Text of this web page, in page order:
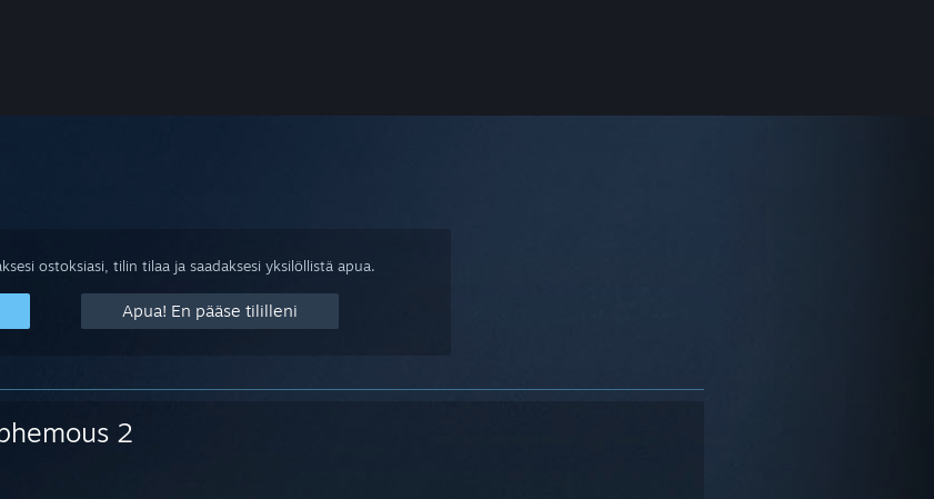
ostoksiasi, tilin tilaa ja saadaksesi yksilöllistä apua.
Apua! En pääse tililleni
2